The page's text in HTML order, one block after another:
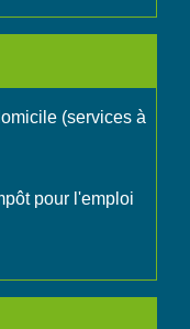
(services à
pour l'emploi